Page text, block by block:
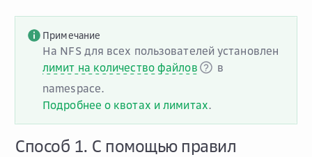
Примечание
На NFS для всех пользователей установлен
лимит на количество файлов
в
namespace.
Подробнее о квотах и лимитах.
Способ 1. С помощью правил